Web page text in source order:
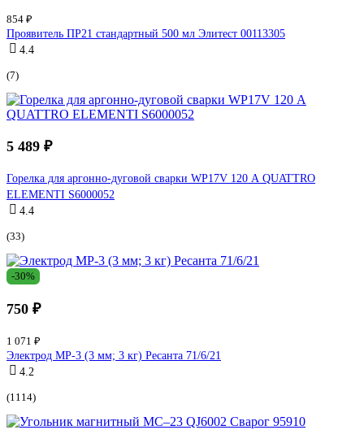
854 ₽
Проявитель ПР21 стандартный 500 мл Элитест 00113305
4.4
(7)
5 489 ₽
Горелка для аргонно-дуговой сварки WP17V 120 А QUATTRO
ELEMENTI S6000052
4.4
(33)
-30%
750 ₽
1 071 ₽
Электрод МР-3 (3 мм; 3 кг) Ресанта 71/6/21
4.2
(1114)